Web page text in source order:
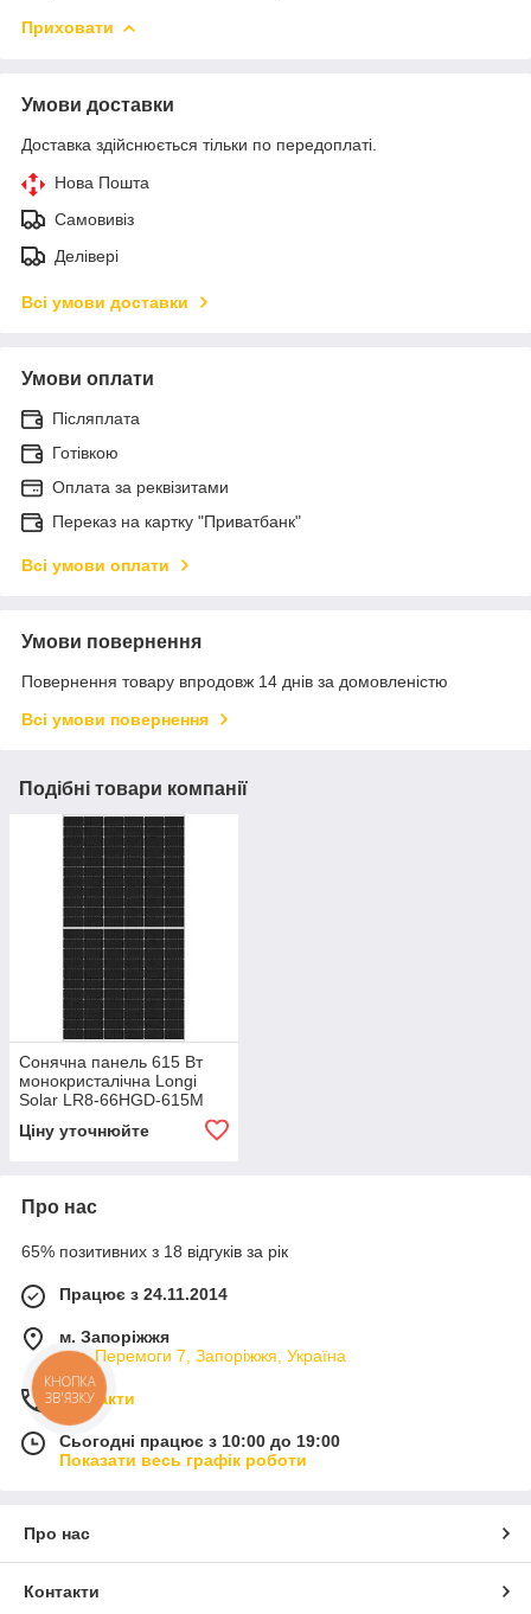
Приховати
Умови доставки
Доставка здійснюється тільки по передоплаті.
Нова Пошта
Самовивіз
Делівері
Всі умови доставки
Умови оплати
Післяплата
Готівкою
Оплата за реквізитами
Переказ на картку "Приватбанк"
Всі умови оплати
Умови повернення
Повернення товару впродовж 14 днів за домовленістю
Всі умови повернення
Подібні товари компанії
Сонячна панель 615 Вт
монокристалічна Longi
Solar LR8-66HGD-615M
Ціну уточнюйте
Про нас
65% позитивних з 18 відгуків за рік
Працює з 24.11.2014
м. Запоріжжя
вул. Перемоги 7, Запоріжжя, Україна
Контакти
Сьогодні працює з 10:00 до 19:00
Показати весь графік роботи
Про нас
Контакти
КНОПКА
ЗВ'ЯЗКУ